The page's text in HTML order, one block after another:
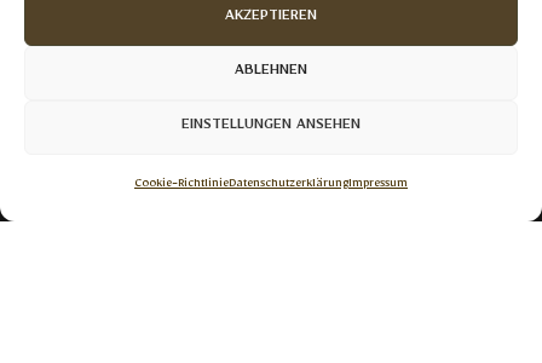
AKZEPTIEREN
ABLEHNEN
EINSTELLUNGEN ANSEHEN
Cookie-RichtlinieDatenschutzerklärungImpressum
Kunstwerke, besonders wichtig
damit darauf verlassen, dass sie